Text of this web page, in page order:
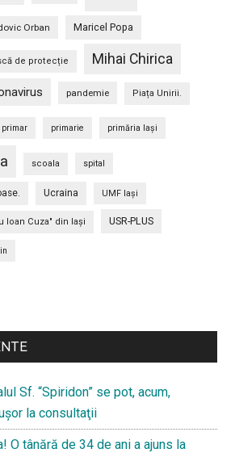
Orban Maricel Popa
de protecție Mihai Chirica
pandemie Piața Unirii.
primar primarie primăria Iași
scoala spital
Ucraina UMF Iași
Ioan Cuza" din Iaşi USR-PLUS
Sf. “Spiridon” se pot, acum,
la consultaţii
O tânără de 34 de ani a ajuns la